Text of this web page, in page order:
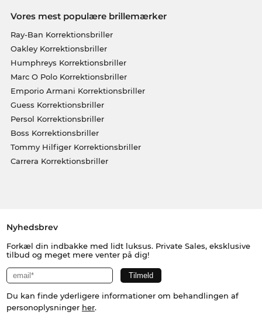
Vores mest populære brillemærker
Ray-Ban Korrektionsbriller
Oakley Korrektionsbriller
Humphreys Korrektionsbriller
Marc O Polo Korrektionsbriller
Emporio Armani Korrektionsbriller
Guess Korrektionsbriller
Persol Korrektionsbriller
Boss Korrektionsbriller
Tommy Hilfiger Korrektionsbriller
Carrera Korrektionsbriller
Nyhedsbrev
Forkæl din indbakke med lidt luksus. Private Sales, eksklusive
tilbud og meget mere venter på dig!
Du kan finde yderligere informationer om behandlingen af
personoplysninger her.